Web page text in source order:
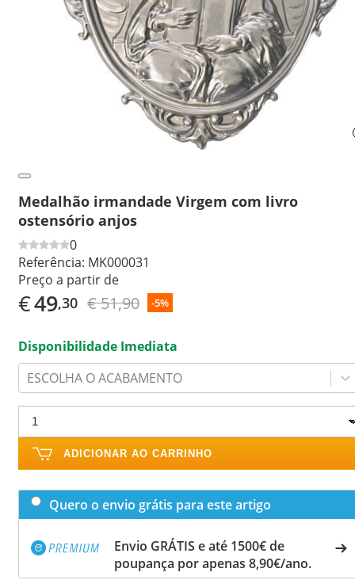
Medalhão irmandade Virgem com livro
ostensório anjos
0
Referência: MK000031
Preço a partir de
€49,30 € 51,90 -5%
Disponibilidade Imediata
ESCOLHA O ACABAMENTO
ADICIONAR AO CARRINHO
Quero o envio grátis para este artigo
Envio GRÁTIS e até 1500€ de
poupança por apenas 8,90€/ano.